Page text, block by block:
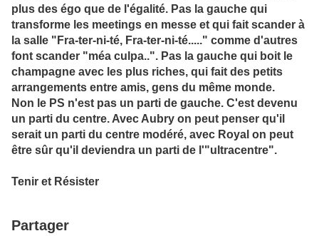
plus des égo que de l'égalité. Pas la gauche qui
transforme les meetings en messe et qui fait scander à
la salle "Fra-ter-ni-té, Fra-ter-ni-té....." comme d'autres
font scander "méa culpa..". Pas la gauche qui boit le
champagne avec les plus riches, qui fait des petits
arrangements entre amis, gens du même monde.
Non le PS n'est pas un parti de gauche. C'est devenu
un parti du centre. Avec Aubry on peut penser qu'il
serait un parti du centre modéré, avec Royal on peut
être sûr qu'il deviendra un parti de l'"ultracentre".
Tenir et Résister
Partager